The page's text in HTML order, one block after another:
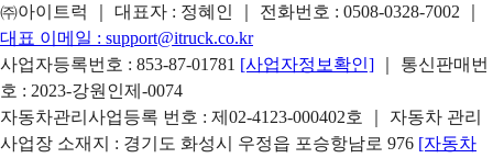
㈜아이트럭 ｜ 대표자 : 정혜인 ｜ 전화번호 : 0508-0328-7002
대표 이메일 : support@itruck.co.kr
사업자등록번호 : 853-87-01781 [사업자정보확인]
｜ 통신판매번
호 : 2023-강원인제-0074
자동차관리사업등록 번호 : 제02-4123-000402호 ｜ 자동차 관리
사업장 소재지 : 경기도 화성시 우정읍 포승항남로 976 [자동차